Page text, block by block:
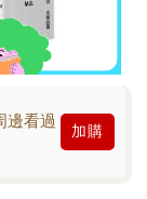
邊看過
加購